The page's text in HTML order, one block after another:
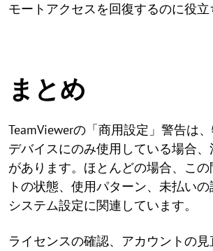
モートアクセスを回復するのに役立
まとめ
TeamViewerの「商用設定」警告は
デバイスにのみ使用している場合、
があります。ほとんどの場合、こ
トの状態、使用パターン、未払い
システム設定に関連しています。
ライセンスの確認、アカウントの